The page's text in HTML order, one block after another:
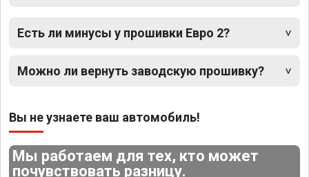
Есть ли минусы у прошивки Евро 2?
Можно ли вернуть заводскую прошивку?
Вы не узнаете ваш автомобиль!
Мы работаем для тех, кто может
почувствовать разницу.